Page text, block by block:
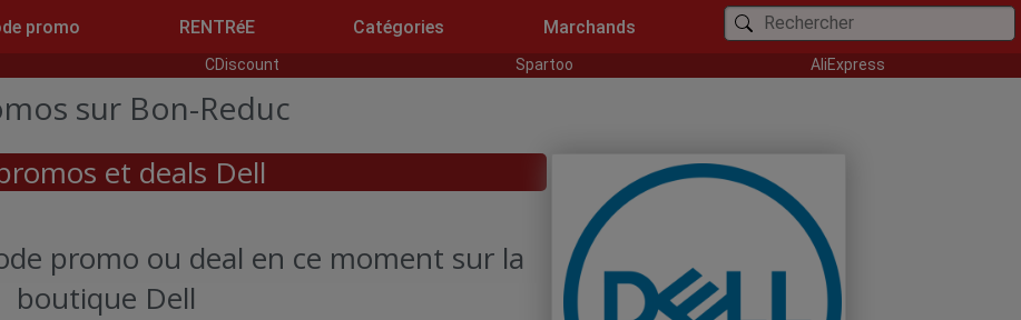
promo RENTRéE Catégories Marchands
CDiscount Spartoo AliExpress
sur Bon-Reduc
et deals Dell
promo ou deal en ce moment sur la
boutique Dell